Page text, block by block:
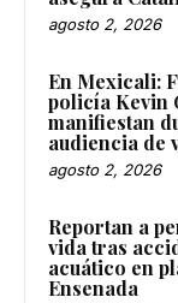
agosto 2, 2026
En Mexicali:
policía Kevin
manifiestan
audiencia de
agosto 2, 2026
Reportan a
vida tras
acuático en
Ensenada